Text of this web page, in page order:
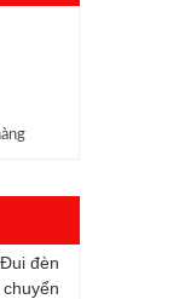
đèn